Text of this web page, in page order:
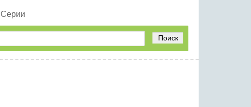
Серии
Поиск